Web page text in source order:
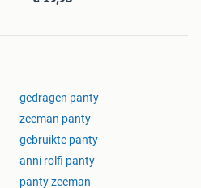
gedragen panty
zeeman panty
gebruikte panty
anni rolfi panty
panty zeeman